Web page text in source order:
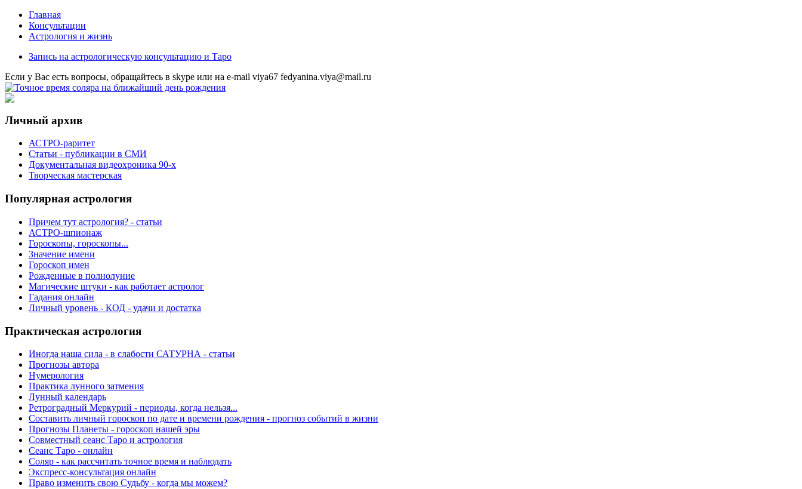
Главная
Консультации
Астрология и жизнь
Запись на астрологическую консультацию и Таро
Eсли у Вас есть вопросы, обращайтесь в skype или на e-mail viya67 fedyanina.viya@mail.ru
Личный архив
АСТРО-раритет
Cтатьи - публикации в СМИ
Документальная видеохроника 90-х
Творческая мастерская
Популярная астрология
Причем тут астрология? - статьи
АСТРО-шпионаж
Гороскопы, гороскопы...
Значение имени
Гороскоп имен
Рожденные в полнолуние
Магические штуки - как работает астролог
Гадания онлайн
Личный уровень - КОД - удачи и достатка
Практическая астрология
Иногда наша сила - в слабости САТУРНА - статьи
Прогнозы автора
Нумерология
Практика лунного затмения
Лунный календарь
Ретроградный Меркурий - периоды, когда нельзя...
Составить личный гороскоп по дате и времени рождения - прогноз событий в жизни
Прогнозы Планеты - гороскоп нашей эры
Совместный сеанс Таро и астрология
Сеанс Таро - онлайн
Соляр - как рассчитать точное время и наблюдать
Экспресс-консультация онлайн
Право изменить свою Судьбу - когда мы можем?